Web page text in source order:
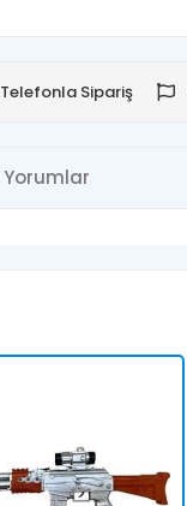
Telefonla Sipariş
Yorumlar